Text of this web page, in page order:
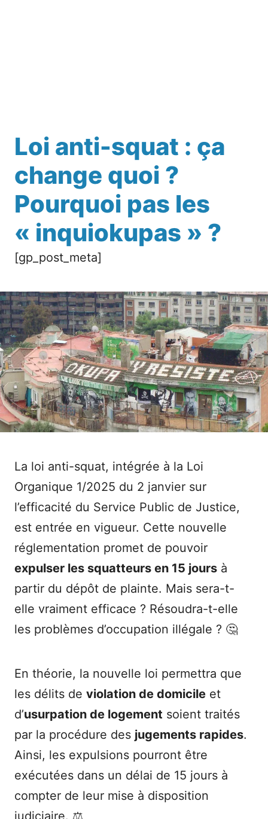
Loi anti-squat : ça
change quoi ?
Pourquoi pas les
« inquiokupas » ?
[gp_post_meta]
La loi anti-squat, intégrée à la Loi
Organique 1/2025 du 2 janvier sur
l’efficacité du Service Public de Justice,
est entrée en vigueur. Cette nouvelle
réglementation promet de pouvoir
expulser les squatteurs en 15 jours à
partir du dépôt de plainte. Mais sera-t-
elle vraiment efficace ? Résoudra-t-elle
les problèmes d’occupation illégale ? 🤔
En théorie, la nouvelle loi permettra que
les délits de violation de domicile et
d’usurpation de logement soient traités
par la procédure des jugements rapides.
Ainsi, les expulsions pourront être
exécutées dans un délai de 15 jours à
compter de leur mise à disposition